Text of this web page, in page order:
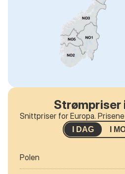
Strømpriser
Snittpriser for Europa.
I DAG I
Polen